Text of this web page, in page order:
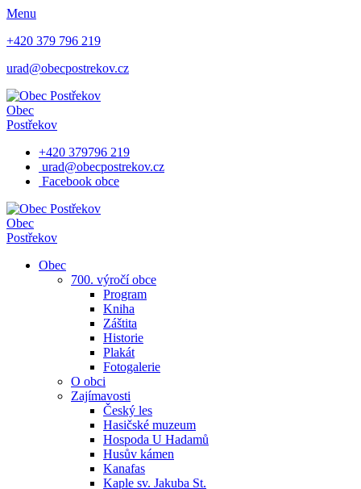
Menu
+420 379 796 219
urad@obecpostrekov.cz
Obec
Postřekov
+420 379796 219
urad@obecpostrekov.cz
Facebook​ obce
Obec
Postřekov
Obec
700. výročí obce
Program
Kniha
Záštita
Historie
Plakát
Fotogalerie
O obci
Zajímavosti
Český les
Hasičské muzeum
Hospoda U Hadamů
Husův kámen
Kanafas
Kaple sv. Jakuba St.